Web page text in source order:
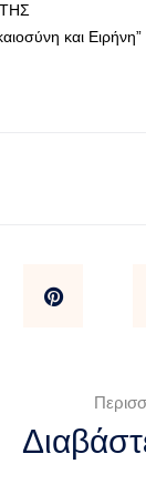
και Ειρήνη”